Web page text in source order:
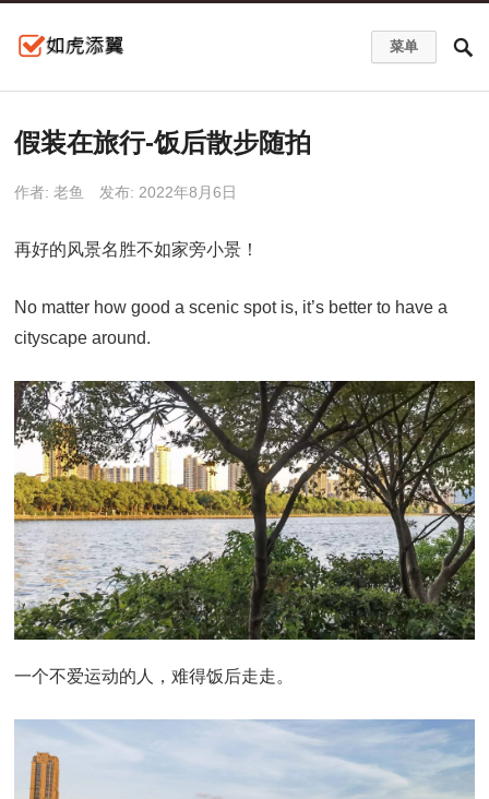
菜单
假装在旅行-饭后散步随拍
作者:老鱼 发布: 2022年8月6日
再好的风景名胜不如家旁小景！
No matter how good a scenic spot is, it’s better to have a
cityscape around.
一个不爱运动的人，难得饭后走走。